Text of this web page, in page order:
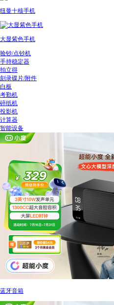
纽曼十核手机
大显紫色手机
验钞/点钞机
手持稳定器
拍立得
刻录碟片/附件
白板
考勤机
碎纸机
投影机
计算器
智能设备
蓝牙音箱